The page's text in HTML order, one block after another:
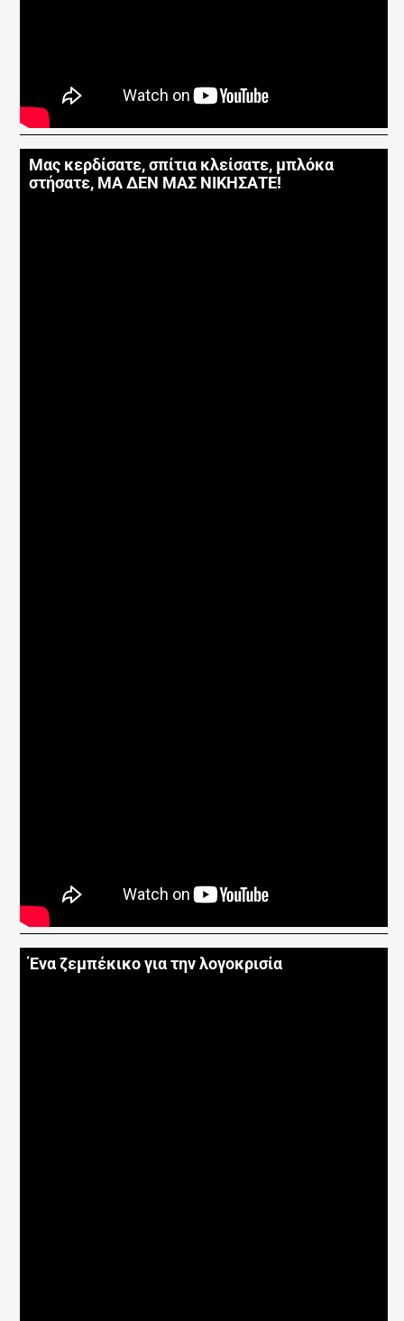
Μας κερδίσατε, σπίτια κλείσατε, μπλόκα
στήσατε, ΜΑ ΔΕΝ ΜΑΣ ΝΙΚΗΣΑΤΕ!
Ένα ζεμπέκικο για την λογοκρισία